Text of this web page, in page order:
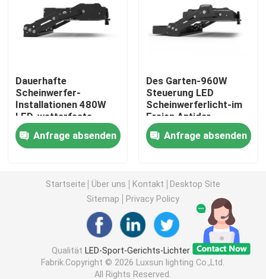
Flut-Licht LED im Freien
Tennisplatz-Flutlichter
LED-Straßenlaterneim Freien
Hohe Mast-Lichter LED
hohes Buchtlicht UFO
Lineare hohe Bucht-Lichter LED
Dauerhafte
Scheinwerfer-
Installationen 480W
LED, wetterfeste
Scheinwerferlichter
für Außenseite
Anfrage absenden
Des Garten-960W
Steuerung LED
Scheinwerferlicht-im
Freien Antider
korrosions-DMX
Anfrage absenden
Startseite Über uns Kontakt
Desktop Site
Sitemap
Privacy Policy
Qualität LED-Sport-Gerichts-Lichter China
Fabrik.Copyright © 2026 Luxsun lighting Co.,Ltd.
All Rights Reserved.